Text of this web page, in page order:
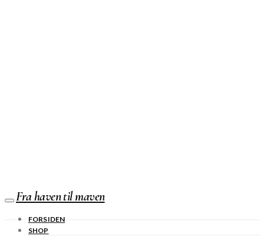
Fra haven til maven
FORSIDEN
SHOP